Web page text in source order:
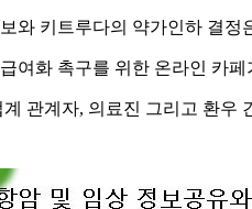
키트루다의 약가인하 결
촉구를 위한 온라인 카페가
관계자, 의료진 그리고 환우